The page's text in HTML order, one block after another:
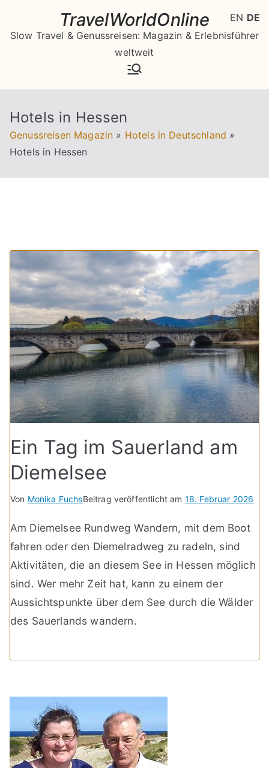
springen
TravelWorldOnline
Slow Travel & Genussreisen: Magazin & Erlebnisführer
weltweit
Hotels in Hessen
Genussreisen Magazin » Hotels in Deutschland »
Hotels in Hessen
Ein Tag im Sauerland am
Diemelsee
Von Monika FuchsBeitrag veröffentlicht am 18. Februar 2026
Am Diemelsee Rundweg Wandern, mit dem Boot
fahren oder den Diemelradweg zu radeln, sind
Aktivitäten, die an diesem See in Hessen möglich
sind. Wer mehr Zeit hat, kann zu einem der
Aussichtspunkte über dem See durch die Wälder
des Sauerlands wandern.
EN DE